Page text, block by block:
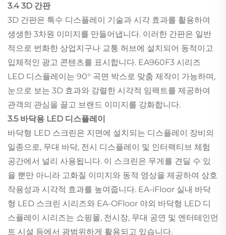
3.4 3D 간판
3D 간판은 특수 디스플레이 기술과 시각 효과를 활용하여
생생한 3차원 이미지를 만들어냅니다. 이러한 간판은 일반
적으로 번화한 상업지구나 교통 허브에 설치되어 동적이고
입체적인 광고 콘텐츠를 표시합니다. EA960F3 시리즈
LED 디스플레이는 90° 곡면 박스로 맞춤 제작이 가능하며,
눈으로 보는 3D 효과와 강렬한 시각적 임팩트를 제공하여
관객의 관심을 끌고 브랜드 이미지를 강화합니다.
3.5 바닥용 LED 디스플레이
바닥형 LED 스크린은 지면에 설치되는 디스플레이 장비의
일종으로, 무대 바닥, 전시 디스플레이 및 인터랙티브 체험
공간에서 널리 사용됩니다. 이 스크린은 무게를 견딜 수 있
을 뿐만 아니라 고화질 이미지와 동적 영상을 제공하여 상호
작용성과 시각적 효과를 높여줍니다. EA-iFloor 실내 바닥
형 LED 스크린 시리즈와 EA-OFloor 야외 바닥형 LED 디
스플레이 시리즈는 쇼핑몰, 전시장, 무대 공연 및 엔터테인먼
트 시설 등에서 광범위하게 활용되고 있습니다.